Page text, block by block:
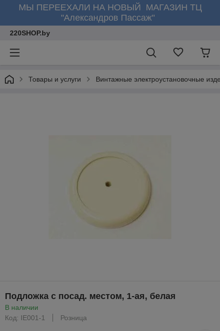
МЫ ПЕРЕЕХАЛИ НА НОВЫЙ МАГАЗИН ТЦ
"Александров Пассаж"
220SHOP.by
Товары и услуги Винтажные электроустановочные
Подложка с посад. местом, 1-ая, белая
В наличии
Код: IE001-1
Розница